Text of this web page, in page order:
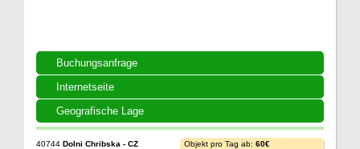
Buchungsanfrage
Internetseite
Geografische Lage
40744 Dolni Chribska - CZ
Objekt pro Tag ab: 60€